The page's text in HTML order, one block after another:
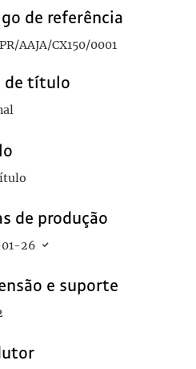
de referência
AAJA/CX150/0001
de título
de produção
26
e suporte